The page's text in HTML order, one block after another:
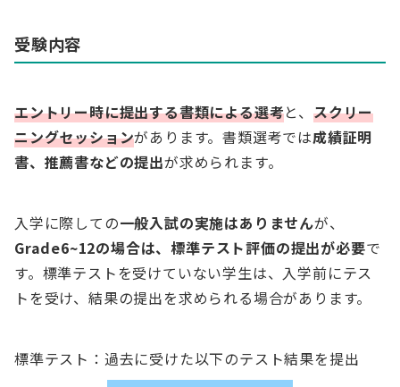
受験内容
エントリー時に提出する書類による選考と、スクリー
ニングセッションがあります。書類選考では成績証明
書、推薦書などの提出が求められます。
入学に際しての一般入試の実施はありませんが、
Grade6~12の場合は、標準テスト評価の提出が必要で
す。標準テストを受けていない学生は、入学前にテス
トを受け、結果の提出を求められる場合があります。
標準テスト：過去に受けた以下のテスト結果を提出